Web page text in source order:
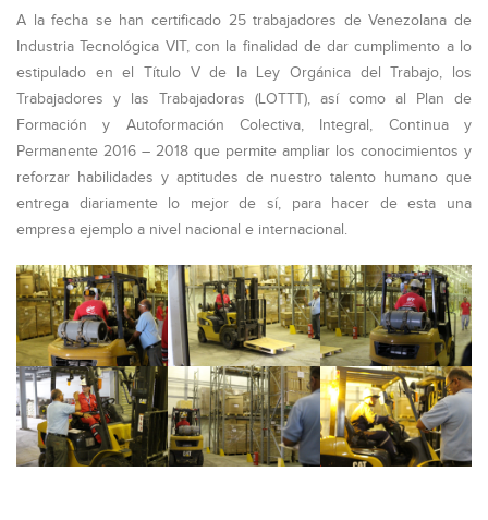
A la fecha se han certificado 25 trabajadores de Venezolana de
Industria Tecnológica VIT, con la finalidad de dar cumplimento a lo
estipulado en el Título V de la Ley Orgánica del Trabajo, los
Trabajadores y las Trabajadoras (LOTTT), así como al Plan de
Formación y Autoformación Colectiva, Integral, Continua y
Permanente 2016 – 2018 que permite ampliar los conocimientos y
reforzar habilidades y aptitudes de nuestro talento humano que
entrega diariamente lo mejor de sí, para hacer de esta una
empresa ejemplo a nivel nacional e internacional.